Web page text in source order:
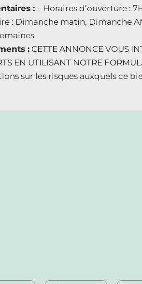
: – Horaires d’ouverture :
: Dimanche matin, Dimanche
: CETTE ANNONCE VOUS
EN UTILISANT NOTRE
sur les risques auxquels ce